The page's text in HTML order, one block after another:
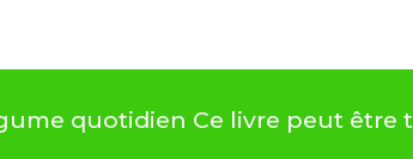
quotidien Ce livre peut